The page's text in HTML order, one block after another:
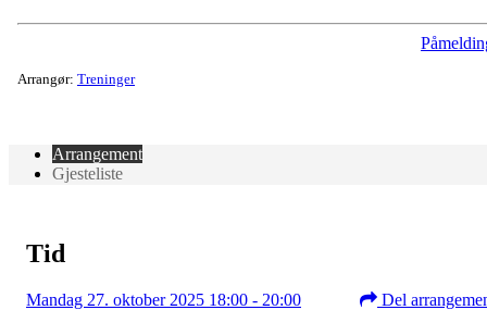
Arrangør: Treninger
Arrangement
Gjesteliste
Tid
Mandag 27. oktober 2025 18:00 - 20:00 Del